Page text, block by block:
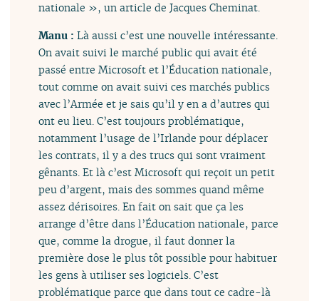
nationale », un article de Jacques Cheminat.
Manu :Là aussi c’est une nouvelle intéressante.
On avait suivi le marché public qui avait été
passé entre Microsoft et l’Éducation nationale,
tout comme on avait suivi ces marchés publics
avec l’Armée et je sais qu’il y en a d’autres qui
ont eu lieu. C’est toujours problématique,
notamment l’usage de l’Irlande pour déplacer
les contrats, il y a des trucs qui sont vraiment
gênants. Et là c’est Microsoft qui reçoit un petit
peu d’argent, mais des sommes quand même
assez dérisoires. En fait on sait que ça les
arrange d’être dans l’Éducation nationale, parce
que, comme la drogue, il faut donner la
première dose le plus tôt possible pour habituer
les gens à utiliser ses logiciels. C’est
problématique parce que dans tout ce cadre-là